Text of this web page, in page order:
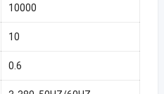
10000
10
0.6